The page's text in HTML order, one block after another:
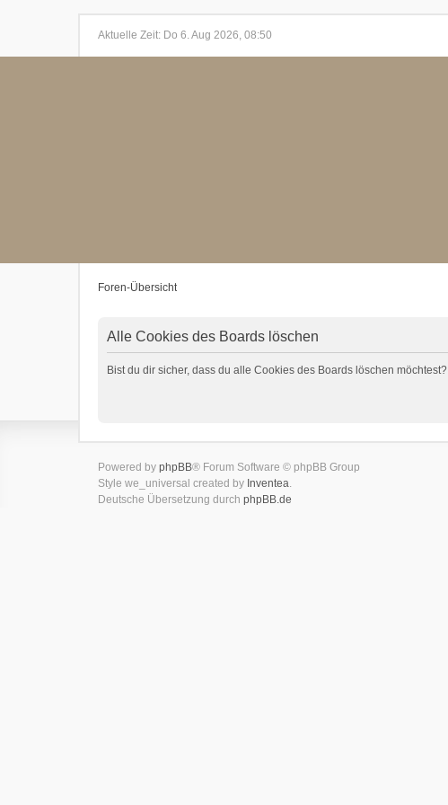
Aktuelle Zeit: Do 6. Aug 2026, 08:50
Foren-Übersicht
Alle Cookies des Boards löschen
Bist du dir sicher, dass du alle Cookies des Boards löschen möchtest?
Powered by phpBB® Forum Software © phpBB Group
Style we_universal created by Inventea.
Deutsche Übersetzung durch phpBB.de